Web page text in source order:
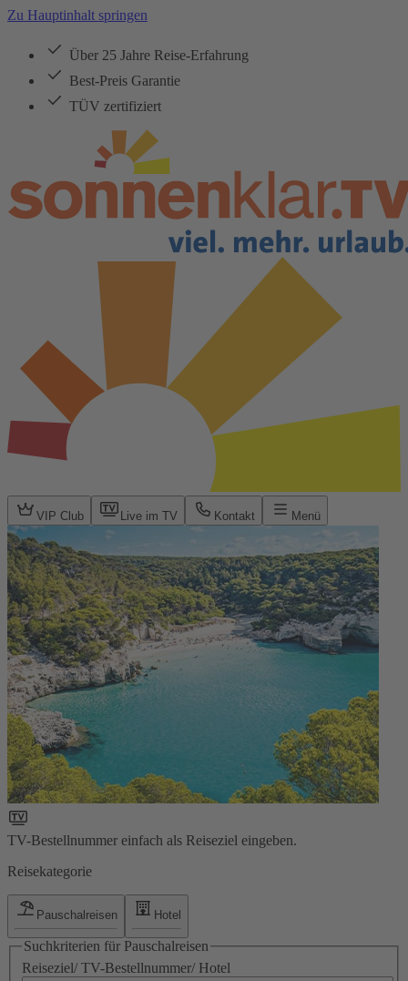
Zu Hauptinhalt springen
Über 25 Jahre Reise-Erfahrung
Best-Preis Garantie
TÜV zertifiziert
VIP Club Live im TV Kontakt Menü
TV-Bestellnummer einfach als Reiseziel eingeben.
Reisekategorie
Pauschalreisen Hotel
Suchkriterien für Pauschalreisen
Reiseziel/ TV-Bestellnummer/ Hotel